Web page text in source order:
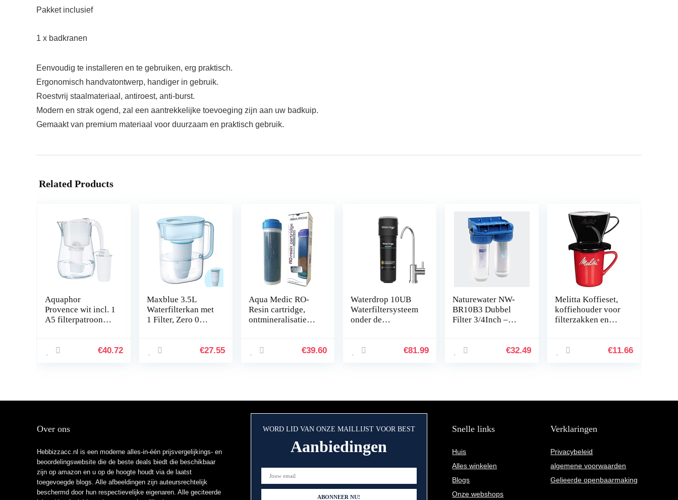
Pakket inclusief
1 x badkranen
Eenvoudig te installeren en te gebruiken, erg praktisch.
Ergonomisch handvatontwerp, handiger in gebruik.
Roestvrij staalmateriaal, antiroest, anti-burst.
Modern en strak ogend, zal een aantrekkelijke toevoeging zijn aan uw badkuip.
Gemaakt van premium materiaal voor duurzaam en praktisch gebruik.
Related Products
Aquaphor
Provence wit incl. 1
A5 filterpatroon
glaslook voor het
€40.72
Maxblue 3.5L
Waterfilterkan met
1 Filter, Zero 0
Vermindert Lood,
€27.55
Aqua Medic RO-
Resin cartridge,
ontmineralisatiehar
osmose-installatie
€39.60
Waterdrop 10UB
Waterfiltersysteem
onder de
ysteem met Hoge
€81.99
Naturewater NW-
BR10B3 Dubbel
Filter 3/4Inch –
€32.49
Melitta Koffieset,
koffiehouder voor
filterzakken en
standaard,
€11.66
Over ons
Hebbizzacc.nl is een moderne alles-in-één prijsvergelijkings- en
beoordelingswebsite die de beste deals biedt die beschikbaar
zijn op amazon en u op de hoogte houdt via de laatst
toegevoegde blogs. Alle afbeeldingen zijn auteursrechtelijk
beschermd door hun respectievelijke eigenaren. Alle geciteerde
WORD LID VAN ONZE MAILLIJST VOOR BEST
Aanbiedingen
Snelle links
Huis
Alles winkelen
Blogs
Onze webshops
Verklaringen
Privacybeleid
algemene voorwaarden
Gelieerde openbaarmaking